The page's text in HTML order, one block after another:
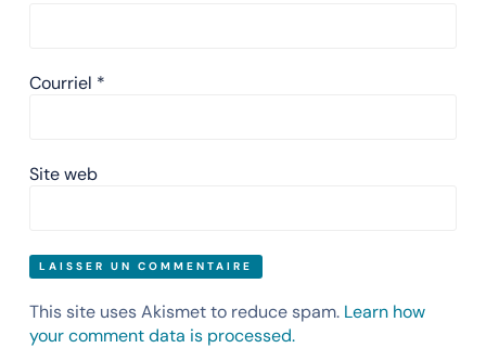
Courriel *
Site web
This site uses Akismet to reduce spam. Learn how
your comment data is processed.